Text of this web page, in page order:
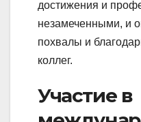
достижения и
незамеченными, и
похвалы и
коллег.
Участие в